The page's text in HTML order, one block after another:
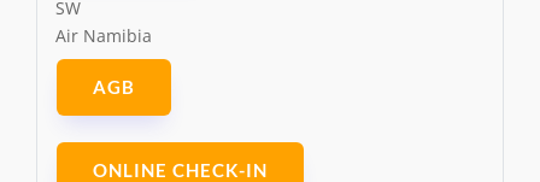
SW
Air Namibia
AGB
ONLINE CHECK-IN